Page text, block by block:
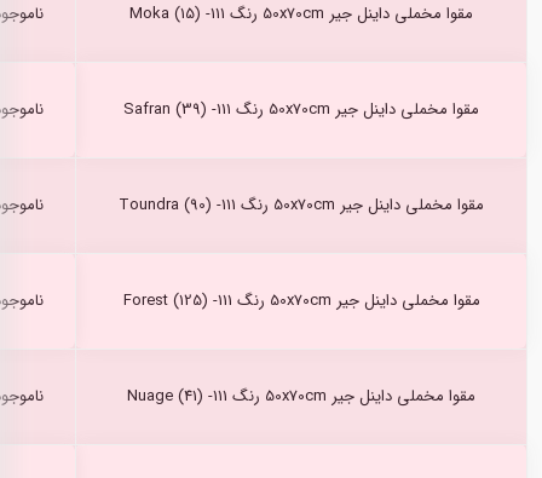
مقوا مخملی داینل جیر 50x70cm رنگ Moka (15) -111
مقوا مخملی داینل جیر 50x70cm رنگ Safran (39) -111
مقوا مخملی داینل جیر 50x70cm رنگ Toundra (90) -111
مقوا مخملی داینل جیر 50x70cm رنگ Forest (125) -111
مقوا مخملی داینل جیر 50x70cm رنگ Nuage (41) -111